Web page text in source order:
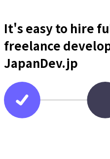
It's easy to hire
freelance
JapanDev.jp